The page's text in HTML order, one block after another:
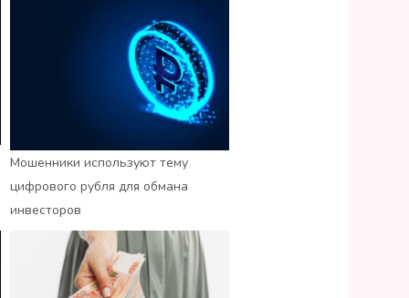
Мошенники используют тему
цифрового рубля для обмана
инвесторов